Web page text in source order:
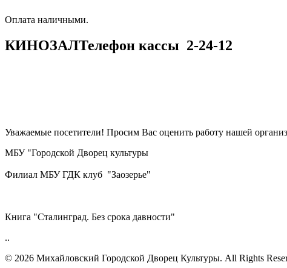
​​​​​​​Оплата наличными.
КИНОЗАЛТелефон кассы 2-24-12
Уважаемые посетители! Просим Вас оценить работу нашей
МБУ "Городской Дворец культуры
Филиал МБУ ГДК клуб "Заозерье"
Книга "Сталинград. Без срока давности"
..
© 2026 Михайловский Городской Дворец Культуры. All Rights